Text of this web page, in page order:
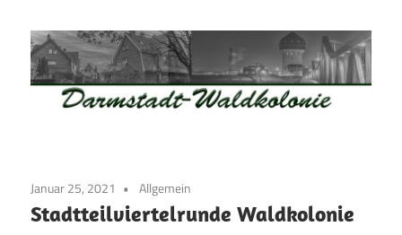
Inhalt
springen
Darmstadt
Altstadt
der
Januar 25, 2021 Allgemein
Stadtteilviertelrunde Waldkolonie